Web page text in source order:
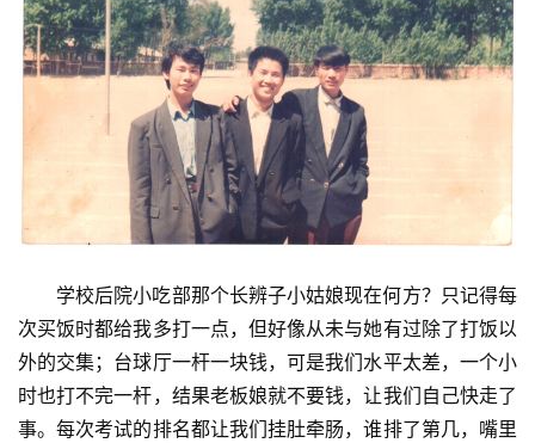
学校后院小吃部那个长辨子小姑娘现在何方？只记得每
次买饭时都给我多打一点，但好像从未与她有过除了打饭以
外的交集；台球厅一杆一块钱，可是我们水平太差，一个小
时也打不完一杆，结果老板娘就不要钱，让我们自己快走了
事。每次考试的排名都让我们挂肚牵肠，谁排了第几，嘴里